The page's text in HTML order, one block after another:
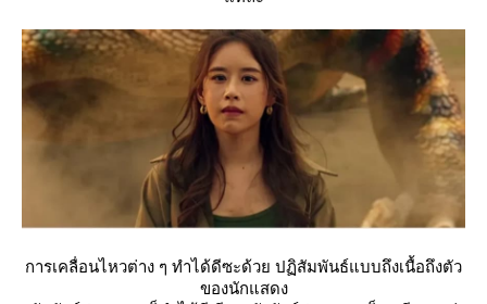
การเคลื่อนไหวต่าง ๆ ทำได้ดีซะด้วย ปฏิสัมพันธ์แบบถึงเนื้อถึงตัว
ของนักแสดง